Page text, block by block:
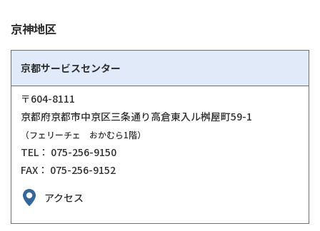
京神地区
京都サービスセンター
〒604-8111
京都府京都市中京区三条通り高倉東入ル桝屋町59-1
（フェリーチェ おかむら1階）
TEL： 075-256-9150
FAX： 075-256-9152
アクセス